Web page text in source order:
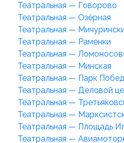
Театральная — Говорово
Театральная — Озёрная
Театральная —
Театральная — Раменки
Театральная —
Театральная — Минская
Театральная — Парк
Театральная — Деловой
Театральная —
Театральная —
Театральная — Площадь
Театральная —